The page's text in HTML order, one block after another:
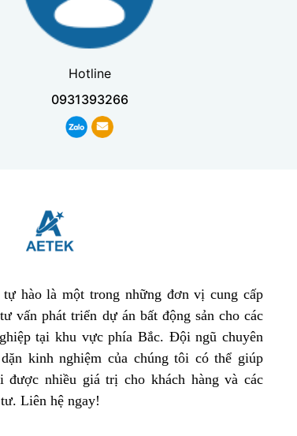
Hotline
0931393266
hào là một trong những đơn vị cung cấp
vấn phát triển dự án bất động sản cho các
tại khu vực phía Bắc. Đội ngũ chuyên
kinh nghiệm của chúng tôi có thể giúp
được nhiều giá trị cho khách hàng và các
Liên hệ ngay!